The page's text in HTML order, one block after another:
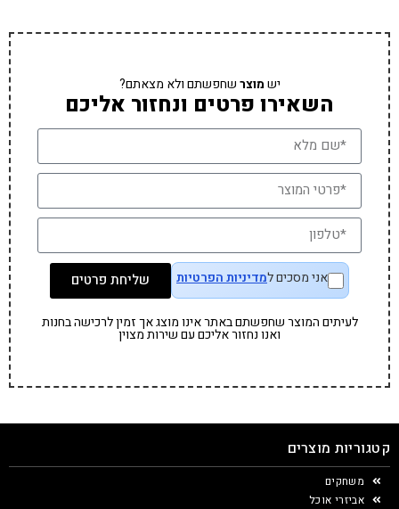
ישמוצרשחפשתם ולא מצאתם?
השאירו פרטים ונחזור אליכם
אני מסכים למדיניות הפרטיות שליחת פרטים
לעיתים המוצר שחפשתם באתר אינו מוצג אך זמין לרכישה בחנות
ואנו נחזור אליכם עם שירות מצוין
קטגוריות מוצרים
משחקים
אביזרי אוכל